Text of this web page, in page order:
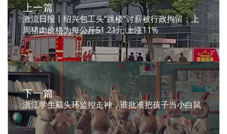
上一篇
激流日报丨绍兴包工头“跳楼”讨薪被行政拘留；上
周猪肉价格为每公斤51.21元 上涨11%
下一篇
浙江学生戴头环监控走神，谁批准把孩子当小白鼠